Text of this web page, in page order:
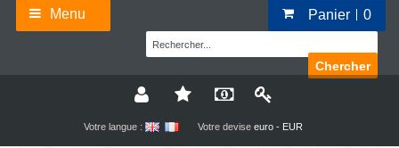
Menu Panier 0
Chercher
Votre langue : Votre devise euro - EUR